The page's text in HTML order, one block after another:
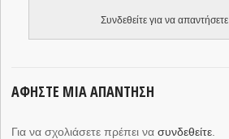
Συνδεθείτε για να απαντήσετε
ΑΦΉΣΤΕ ΜΙΑ ΑΠΆΝΤΗΣΗ
Για να σχολιάσετε πρέπει νασυνδεθείτε